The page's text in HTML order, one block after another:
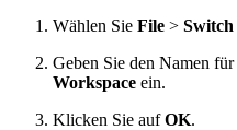
Wählen Sie File > Switch
Geben Sie den Namen
Workspace ein.
Klicken Sie aufOK.